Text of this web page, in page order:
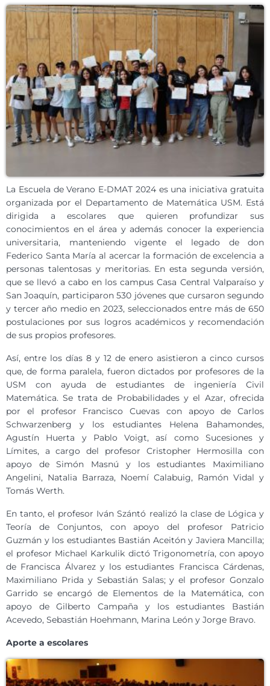
La Escuela de Verano E-DMAT 2024 es una iniciativa gratuita
organizada por el Departamento de Matemática USM. Está
dirigida a escolares que quieren profundizar sus
conocimientos en el área y además conocer la experiencia
universitaria, manteniendo vigente el legado de don
Federico Santa María al acercar la formación de excelencia a
personas talentosas y meritorias. En esta segunda versión,
que se llevó a cabo en los campus Casa Central Valparaíso y
San Joaquín, participaron 530 jóvenes que cursaron segundo
y tercer año medio en 2023, seleccionados entre más de 650
postulaciones por sus logros académicos y recomendación
de sus propios profesores.
Así, entre los días 8 y 12 de enero asistieron a cinco cursos
que, de forma paralela, fueron dictados por profesores de la
USM con ayuda de estudiantes de ingeniería Civil
Matemática. Se trata de Probabilidades y el Azar, ofrecida
por el profesor Francisco Cuevas con apoyo de Carlos
Schwarzenberg y los estudiantes Helena Bahamondes,
Agustín Huerta y Pablo Voigt, así como Sucesiones y
Límites, a cargo del profesor Cristopher Hermosilla con
apoyo de Simón Masnú y los estudiantes Maximiliano
Angelini, Natalia Barraza, Noemí Calabuig, Ramón Vidal y
Tomás Werth.
En tanto, el profesor Iván Szántó realizó la clase de Lógica y
Teoría de Conjuntos, con apoyo del profesor Patricio
Guzmán y los estudiantes Bastián Aceitón y Javiera Mancilla;
el profesor Michael Karkulik dictó Trigonometría, con apoyo
de Francisca Álvarez y los estudiantes Francisca Cárdenas,
Maximiliano Prida y Sebastián Salas; y el profesor Gonzalo
Garrido se encargó de Elementos de la Matemática, con
apoyo de Gilberto Campaña y los estudiantes Bastián
Acevedo, Sebastián Hoehmann, Marina León y Jorge Bravo.
Aporte a escolares